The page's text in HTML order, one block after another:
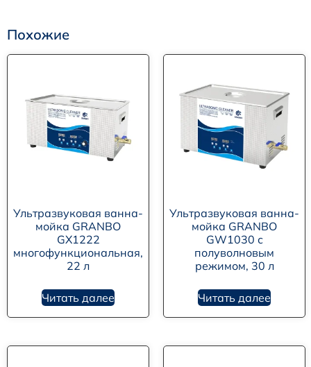
Похожие
Ультразвуковая ванна-
мойка GRANBO
GX1222
многофункциональная,
22 л
Читать далее
Ультразвуковая ванна-
мойка GRANBO
GW1030 с
полуволновым
режимом, 30 л
Читать далее